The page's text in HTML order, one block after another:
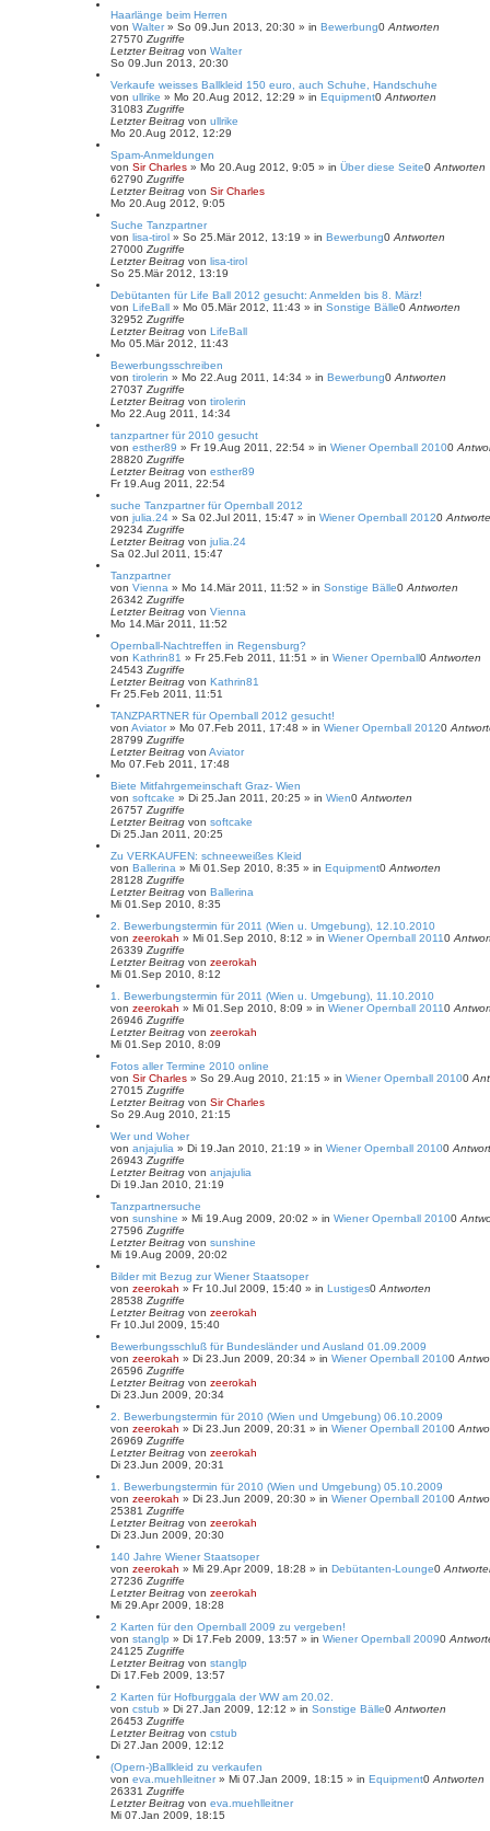
Haarlänge beim Herren
von Walter» So 09.Jun 2013, 20:30 » in Bewerbung0 Antworten
27570 Zugriffe
Letzter Beitrag von Walter
So 09.Jun 2013, 20:30
Verkaufe weisses Ballkleid 150 euro, auch Schuhe, Handschuhe
von ullrike » Mo 20.Aug 2012, 12:29 » in Equipment0 Antworten
31083 Zugriffe
Letzter Beitrag von ullrike
Mo 20.Aug 2012, 12:29
Spam-Anmeldungen
von Sir Charles » Mo 20.Aug 2012, 9:05 » in Über diese Seite0 Antworten
62790 Zugriffe
Letzter Beitrag von Sir Charles
Mo 20.Aug 2012, 9:05
Suche Tanzpartner
von lisa-tirol » So 25.Mär 2012, 13:19 » in Bewerbung0 Antworten
27000 Zugriffe
Letzter Beitrag von lisa-tirol
So 25.Mär 2012, 13:19
Debütanten für Life Ball 2012 gesucht: Anmelden bis 8. März!
von LifeBall » Mo 05.Mär 2012, 11:43 » in Sonstige Bälle0 Antworten
32952 Zugriffe
Letzter Beitrag von LifeBall
Mo 05.Mär 2012, 11:43
Bewerbungsschreiben
von tirolerin » Mo 22.Aug 2011, 14:34 » in Bewerbung0 Antworten
27037 Zugriffe
Letzter Beitrag von tirolerin
Mo 22.Aug 2011, 14:34
tanzpartner für 2010 gesucht
von esther89 » Fr 19.Aug 2011, 22:54 » in Wiener Opernball 20100
28820 Zugriffe
Letzter Beitrag von esther89
Fr 19.Aug 2011, 22:54
suche Tanzpartner für Opernball 2012
von julia.24 » Sa 02.Jul 2011, 15:47 » in Wiener Opernball 20120
29234 Zugriffe
Letzter Beitrag von julia.24
Sa 02.Jul 2011, 15:47
Tanzpartner
von Vienna » Mo 14.Mär 2011, 11:52 » in Sonstige Bälle0 Antworten
26342 Zugriffe
Letzter Beitrag von Vienna
Mo 14.Mär 2011, 11:52
Opernball-Nachtreffen in Regensburg?
von Kathrin81 » Fr 25.Feb 2011, 11:51 » in Wiener Opernball0 Antworten
24543 Zugriffe
Letzter Beitrag von Kathrin81
Fr 25.Feb 2011, 11:51
TANZPARTNER für Opernball 2012 gesucht!
von Aviator» Mo 07.Feb 2011, 17:48 » in Wiener Opernball 20120
28799 Zugriffe
Letzter Beitrag von Aviator
Mo 07.Feb 2011, 17:48
Biete Mitfahrgemeinschaft Graz- Wien
von softcake » Di 25.Jan 2011, 20:25 » in Wien0 Antworten
26757 Zugriffe
Letzter Beitrag von softcake
Di 25.Jan 2011, 20:25
Zu VERKAUFEN: schneeweißes Kleid
von Ballerina » Mi 01.Sep 2010, 8:35 » in Equipment0 Antworten
28128 Zugriffe
Letzter Beitrag von Ballerina
Mi 01.Sep 2010, 8:35
2. Bewerbungstermin für 2011 (Wien u. Umgebung), 12.10.2010
von zeerokah » Mi 01.Sep 2010, 8:12 » in Wiener Opernball 20110
26339 Zugriffe
Letzter Beitrag von zeerokah
Mi 01.Sep 2010, 8:12
1. Bewerbungstermin für 2011 (Wien u. Umgebung), 11.10.2010
von zeerokah » Mi 01.Sep 2010, 8:09 » in Wiener Opernball 20110
26946 Zugriffe
Letzter Beitrag von zeerokah
Mi 01.Sep 2010, 8:09
Fotos aller Termine 2010 online
von Sir Charles » So 29.Aug 2010, 21:15 » in Wiener Opernball 20100
27015 Zugriffe
Letzter Beitrag von Sir Charles
So 29.Aug 2010, 21:15
Wer und Woher
von anjajulia » Di 19.Jan 2010, 21:19 » in Wiener Opernball 20100
26943 Zugriffe
Letzter Beitrag von anjajulia
Di 19.Jan 2010, 21:19
Tanzpartnersuche
von sunshine » Mi 19.Aug 2009, 20:02 » in Wiener Opernball 20100
27596 Zugriffe
Letzter Beitrag von sunshine
Mi 19.Aug 2009, 20:02
Bilder mit Bezug zur Wiener Staatsoper
von zeerokah » Fr 10.Jul 2009, 15:40 » in Lustiges0 Antworten
28538 Zugriffe
Letzter Beitrag von zeerokah
Fr 10.Jul 2009, 15:40
Bewerbungsschluß für Bundesländer und Ausland 01.09.2009
von zeerokah » Di 23.Jun 2009, 20:34 » in Wiener Opernball 20100
26596 Zugriffe
Letzter Beitrag von zeerokah
Di 23.Jun 2009, 20:34
2. Bewerbungstermin für 2010 (Wien und Umgebung) 06.10.2009
von zeerokah » Di 23.Jun 2009, 20:31 » in Wiener Opernball 20100
26969 Zugriffe
Letzter Beitrag von zeerokah
Di 23.Jun 2009, 20:31
1. Bewerbungstermin für 2010 (Wien und Umgebung) 05.10.2009
von zeerokah » Di 23.Jun 2009, 20:30 » in Wiener Opernball 20100
25381 Zugriffe
Letzter Beitrag von zeerokah
Di 23.Jun 2009, 20:30
140 Jahre Wiener Staatsoper
von zeerokah » Mi 29.Apr 2009, 18:28 » in Debütanten-Lounge0
27236 Zugriffe
Letzter Beitrag von zeerokah
Mi 29.Apr 2009, 18:28
2 Karten für den Opernball 2009 zu vergeben!
von stanglp » Di 17.Feb 2009, 13:57 » in Wiener Opernball 20090
24125 Zugriffe
Letzter Beitrag von stanglp
Di 17.Feb 2009, 13:57
2 Karten für Hofburggala der WW am 20.02.
von cstub » Di 27.Jan 2009, 12:12 » in Sonstige Bälle0 Antworten
26453 Zugriffe
Letzter Beitrag von cstub
Di 27.Jan 2009, 12:12
(Opern-)Ballkleid zu verkaufen
von eva.muehlleitner» Mi 07.Jan 2009, 18:15 » in Equipment0 Antworten
26331 Zugriffe
Letzter Beitrag von eva.muehlleitner
Mi 07.Jan 2009, 18:15